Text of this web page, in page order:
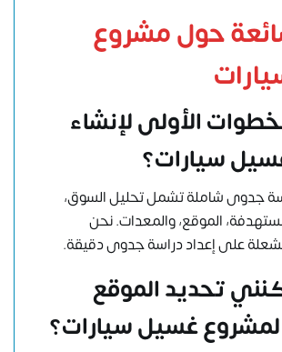
حول مشروع
الأولى لإنشاء
سيارات؟
جدوى شاملة تشمل تحليل السوق،
الموقع، والمعدات. نحن
على إعداد دراسة جدوى دقيقة.
تحديد الموقع
لمشروع غسيل سيارات؟